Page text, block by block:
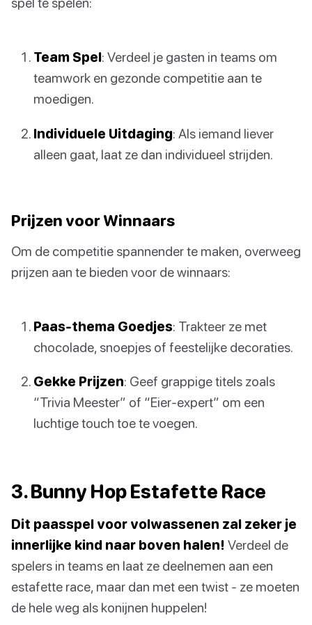
Team Spel: Verdeel je gasten in teams om
teamwork en gezonde competitie aan te
moedigen.
Individuele Uitdaging: Als iemand liever
alleen gaat, laat ze dan individueel strijden.
Prijzen voor Winnaars
Om de competitie spannender te maken, overweeg
prijzen aan te bieden voor de winnaars:
Paas-thema Goedjes: Trakteer ze met
chocolade, snoepjes of feestelijke decoraties.
Gekke Prijzen: Geef grappige titels zoals
“Trivia Meester” of “Eier-expert” om een
luchtige touch toe te voegen.
3. Bunny Hop Estafette Race
Dit paasspel voor volwassenen zal zeker je
innerlijke kind naar boven halen! Verdeel de
spelers in teams en laat ze deelnemen aan een
estafette race, maar dan met een twist - ze moeten
de hele weg als konijnen huppelen!